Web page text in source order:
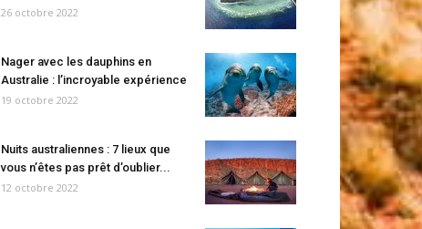
26 octobre 2022
Nager avec les dauphins en
Australie : l’incroyable expérience
19 octobre 2022
Nuits australiennes : 7 lieux que
vous n’êtes pas prêt d’oublier...
12 octobre 2022